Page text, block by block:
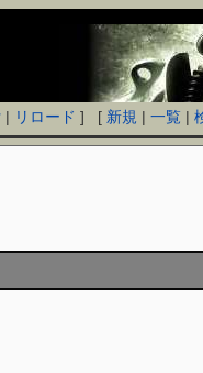
| リロード ] [ 新規 |一覧 |